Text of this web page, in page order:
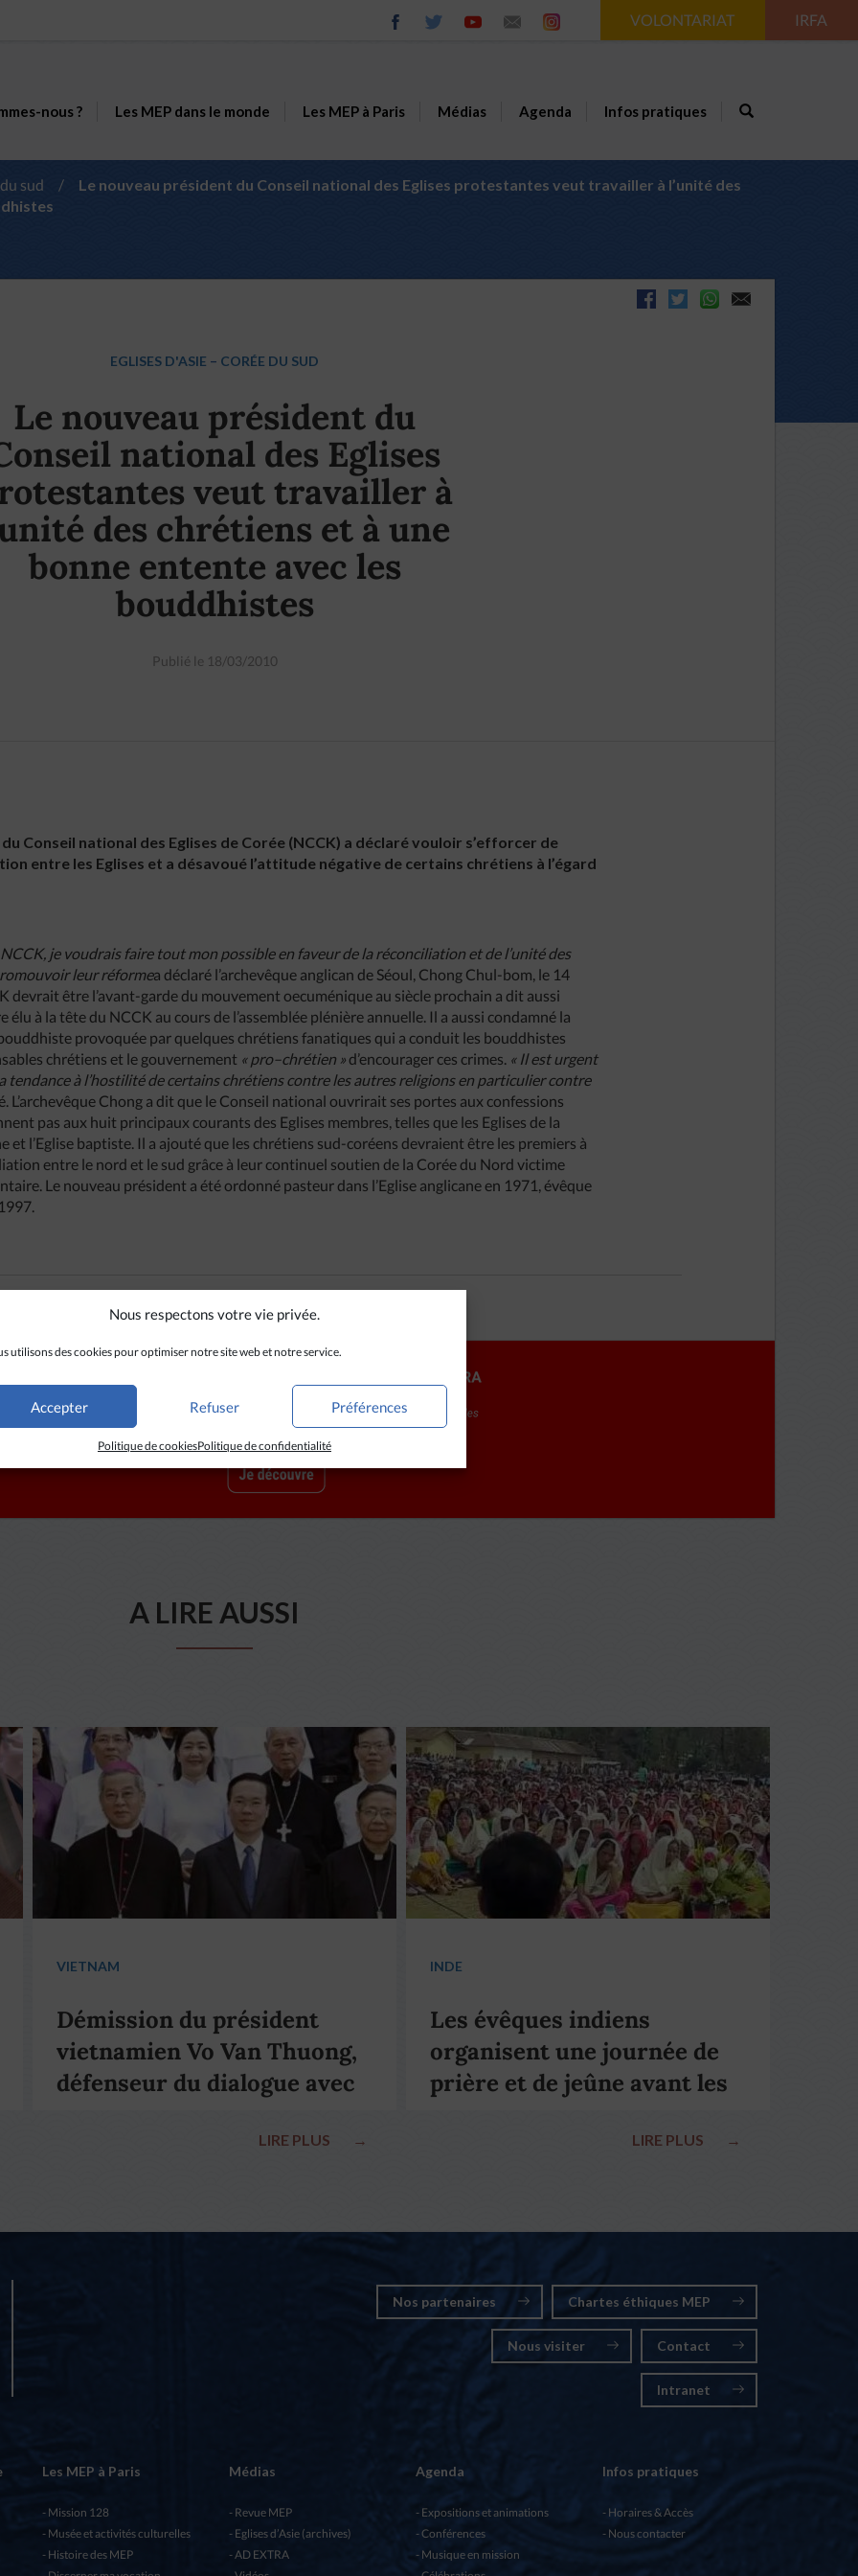
Nous respectons votre vie privée.
utilisons des cookies pour optimiser notre site web et notre service.
Accepter Refuser Préférences
Politique de cookiesPolitique de confidentialité
VOLONTARIAT IRFA
nous ? Les MEP dans le monde Les MEP à Paris Médias Agenda Infos pratiques
sud /
Le nouveau président du Conseil national des Eglises protestantes veut travailler à l’unité des
EGLISES D'ASIE – CORÉE DU SUD
Le nouveau président du
national des Eglises
veut travailler à
des chrétiens et à une
bonne entente avec les
bouddhistes
Publié le 18/03/2010
Conseil national des Eglises de Corée (NCCK) a déclaré vouloir s’efforcer de
entre les Eglises et a désavoué l’attitude négative de certains chrétiens à l’égard
NCCK, je voudrais faire toutmon possibleen faveurde laréconciliation etde l’unitédes
leurréformea déclaré l’archevêque anglican de Séoul, Chong Chul-bom, le 14
devrait être l’avant-garde du mouvement oecuménique au siècle prochain a dit aussi
élu à la tête du NCCK au cours de l’assemblée plénière annuelle. Il a aussi condamné la
provoquée par quelques chrétiens fanatiques qui a conduit les bouddhistes
chrétiens et le gouvernement «pro–chrétien » d’encourager ces crimes. « Ilest urgent
tendanceà l’hostilitédecertainschrétienscontre lesautresreligionsen particuliercontre
L’archevêque Chong a dit que le Conseil national ouvrirait ses portes aux confessions
pas aux huit principaux courants des Eglises membres, telles que les Eglises de la
et l’Eglise baptiste. Il a ajouté que les chrétiens sud-coréens devraient être les premiers à
entre le nord et le sud grâce à leur continuel soutien de la Corée du Nord victime
Le nouveau président a été ordonné pasteur dans l’Eglise anglicane en 1971, évêque
A LIRE AUSSI
VIETNAM
Démission du président
vietnamien Vo Van Thuong,
défenseur du dialogue avec
LIRE PLUS →
INDE
Les évêques indiens
organisent une journée de
prière et de jeûne avant les
LIRE PLUS →
Nos partenaires Chartes éthiques MEP
Nous visiter Contact
Intranet
Les MEP à Paris
Mission 128
Musée et activités culturelles
Histoire des MEP
Médias
Revue MEP
Eglises d’Asie (archives)
AD EXTRA
Agenda
Expositions et animations
Conférences
Musique en mission
Infos pratiques
Horaires & Accès
Nous contacter